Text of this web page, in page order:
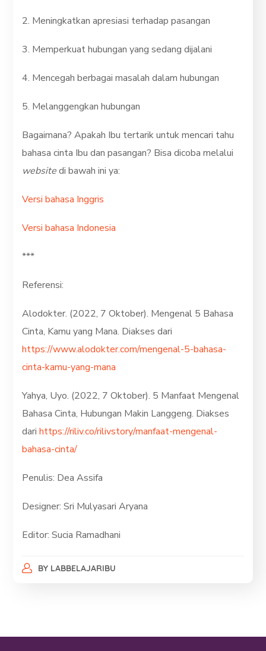
2. Meningkatkan apresiasi terhadap pasangan
3. Memperkuat hubungan yang sedang dijalani
4. Mencegah berbagai masalah dalam hubungan
5. Melanggengkan hubungan
Bagaimana? Apakah Ibu tertarik untuk mencari tahu
bahasa cinta Ibu dan pasangan? Bisa dicoba melalui
websitedi bawah ini ya:
Versi bahasa Inggris
Versi bahasa Indonesia
***
Referensi:
Alodokter. (2022, 7 Oktober). Mengenal 5 Bahasa
Cinta, Kamu yang Mana. Diakses dari
https://www.alodokter.com/mengenal-5-bahasa-
cinta-kamu-yang-mana
Yahya, Uyo. (2022, 7 Oktober). 5 Manfaat Mengenal
Bahasa Cinta, Hubungan Makin Langgeng. Diakses
darihttps://riliv.co/rilivstory/manfaat-mengenal-
bahasa-cinta/
Penulis: Dea Assifa
Designer: Sri Mulyasari Aryana
Editor: Sucia Ramadhani
BY LABBELAJARIBU